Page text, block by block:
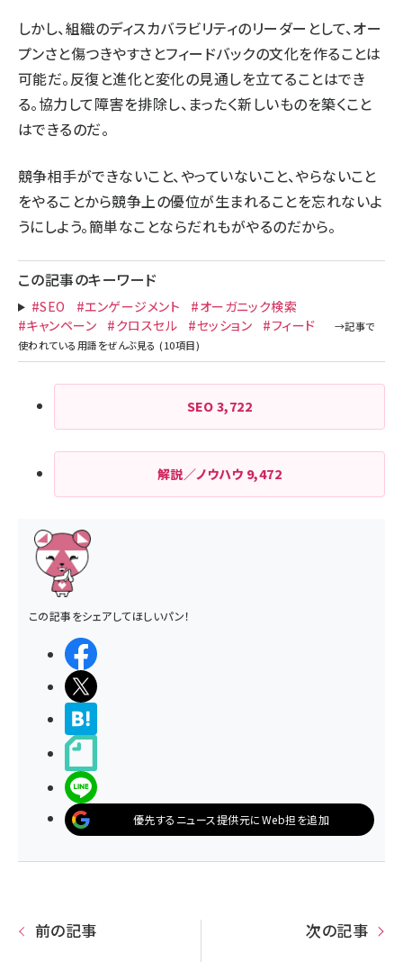
しかし、組織のディスカバラビリティのリーダーとして、オー
プンさと傷つきやすさとフィードバックの文化を作ることは
可能だ。反復と進化と変化の見通しを立てることはでき
る。協力して障害を排除し、まったく新しいものを築くこと
はできるのだ。
競争相手ができないこと、やっていないこと、やらないこと
をやることから競争上の優位が生まれることを忘れないよ
うにしよう。簡単なことならだれもがやるのだから。
この記事のキーワード
#SEO #エンゲージメント
#オーガニック検索
#キャンペーン
#クロスセル #セッション #フィード
SEO 3,722
解説／ノウハウ 9,472
この記事をシェアしてほしいパン！
優先するニュース提供元にWeb担を追加
前の記事 次の記事